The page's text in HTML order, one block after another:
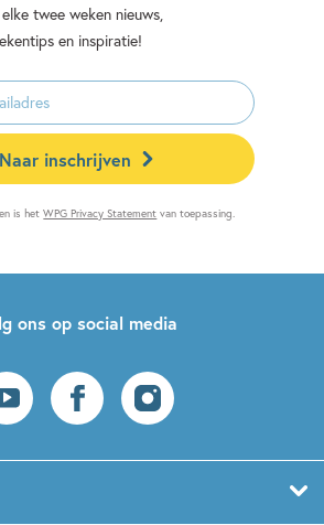
twee weken nieuws,
en inspiratie!
Naar inschrijven
is hetWPG Privacy Statement van toepassing.
ons op social media